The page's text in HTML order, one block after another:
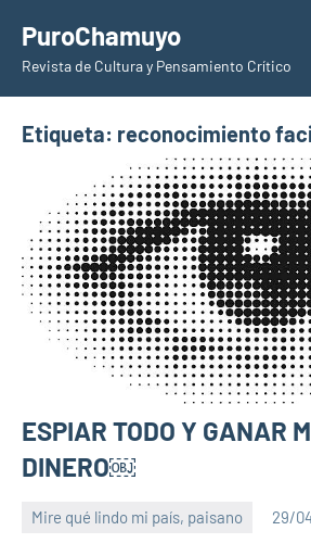
contenido
PuroChamuyo
Revista de Cultura y Pensamiento Crítico
Etiqueta: reconocimiento
ESPIAR TODO Y GANAR
DINERO￼
Mire qué lindo mi país, paisano 29/
PuroChamuyo